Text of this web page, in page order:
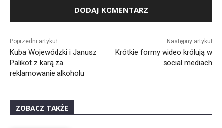
Poprzedni artykuł
Kuba Wojewódzki i Janusz
Palikot z karą za
reklamowanie alkoholu
Następny artykuł
Krótkie formy wideo królują w
social mediach
ZOBACZ TAKŻE